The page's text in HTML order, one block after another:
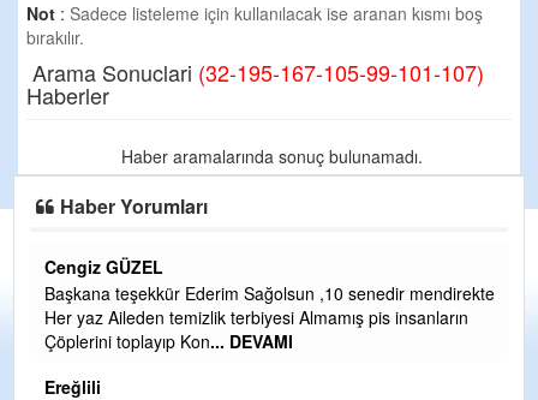
Not : Sadece listeleme için kullanılacak ise aranan kısmı boş
bırakılır.
Arama Sonuclari (32-195-167-105-99-101-107)
Haberler
Haber aramalarında sonuç bulunamadı.
Haber Yorumları
Cengiz GÜZEL
Başkana teşekkür Ederim Sağolsun ,10 senedir mendirekte
Her yaz Aileden temizlik terbiyesi Almamış pis insanların
Çöplerini toplayıp Kon... DEVAMI
Ereğlili